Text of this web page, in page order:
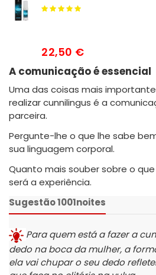
22,50 €
A comunicação é essencial
Uma das coisas mais
realizar cunnilingus é a
parceira.
Pergunte-lhe o que lhe sabe
sua linguagem corporal.
Quanto mais souber sobre o
será a experiência.
Sugestão 1001noites
Para quem está a fazer a
dedo na boca da mulher, a
ela vai chupar o seu dedo